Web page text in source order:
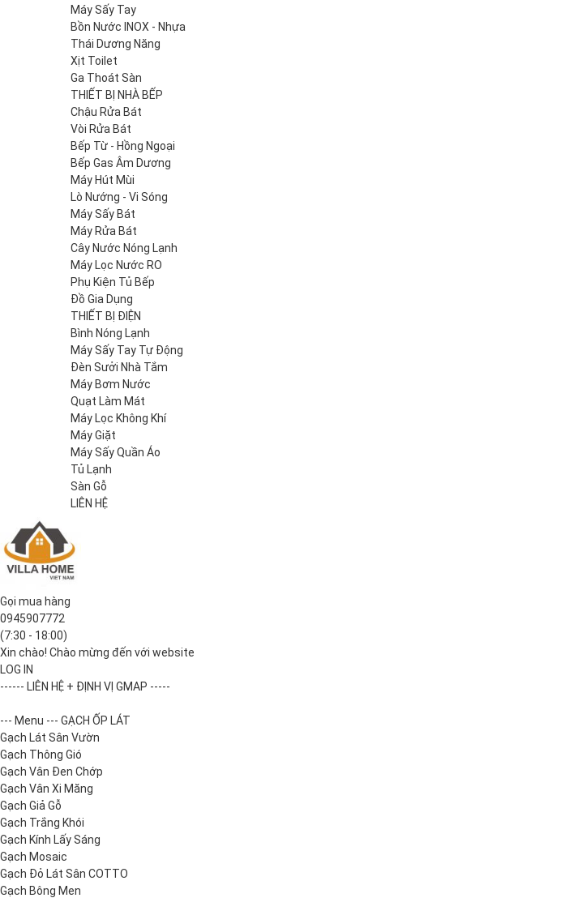
Máy Sấy Tay
Bồn Nước INOX - Nhựa
Thái Dương Năng
Xịt Toilet
Ga Thoát Sàn
THIẾT BỊ NHÀ BẾP
Chậu Rửa Bát
Vòi Rửa Bát
Bếp Từ - Hồng Ngoại
Bếp Gas Âm Dương
Máy Hút Mùi
Lò Nướng - Vi Sóng
Máy Sấy Bát
Máy Rửa Bát
Cây Nước Nóng Lạnh
Máy Lọc Nước RO
Phụ Kiện Tủ Bếp
Đồ Gia Dụng
THIẾT BỊ ĐIỆN
Bình Nóng Lạnh
Máy Sấy Tay Tự Động
Đèn Sưởi Nhà Tắm
Máy Bơm Nước
Quạt Làm Mát
Máy Lọc Không Khí
Máy Giặt
Máy Sấy Quần Áo
Tủ Lạnh
Sàn Gỗ
LIÊN HỆ
Gọi mua hàng
0945907772
(7:30 - 18:00)
Xin chào! Chào mừng đến với website
LOG IN
------ LIÊN HỆ + ĐỊNH VỊ GMAP -----
--- Menu --- GẠCH ỐP LÁT
Gạch Lát Sân Vườn
Gạch Thông Gió
Gạch Vân Đen Chớp
Gạch Vân Xi Măng
Gạch Giả Gỗ
Gạch Trắng Khói
Gạch Kính Lấy Sáng
Gạch Mosaic
Gạch Đỏ Lát Sân COTTO
Gạch Bông Men